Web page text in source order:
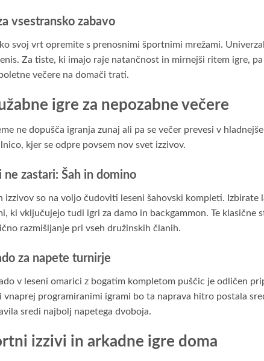
vsestransko zabavo
svoj vrt opremite s prenosnimi športnimi mrežami.
Za tiste, ki imajo raje natančnost in mirnejši ritem igre,
večere na domači trati.
igre za nepozabne večere
ne dopušča igranja zunaj ali pa se večer prevesi v
kjer se odpre povsem nov svet izzivov.
ne zastari: Šah in domino
izzivov so na voljo čudoviti leseni šahovski kompleti.
ki vključujejo tudi igri za damo in backgammon. Te
razmišljanje pri vseh družinskih članih.
za napete turnirje
v leseni omarici z bogatim kompletom puščic je odličen
programiranimi igrami bo ta naprava hitro postala
sredi najbolj napetega dvoboja.
izzivi in arkadne igre doma